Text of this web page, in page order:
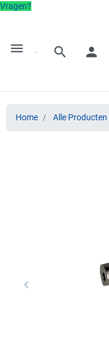
Vragen?
menu search person
Home Alle Producten
Vorige
keyboard_arrow_left